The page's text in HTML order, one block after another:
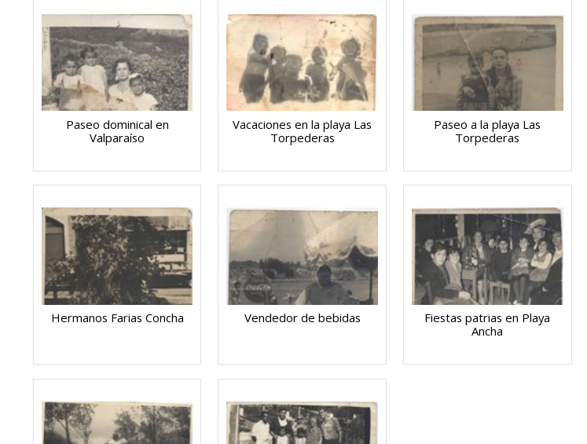
Paseo dominical en
Valparaíso
Vacaciones en la playa Las
Torpederas
Paseo a la playa Las
Torpederas
Hermanos Farias Concha Vendedor de bebidas
Fiestas patrias en Playa
Ancha